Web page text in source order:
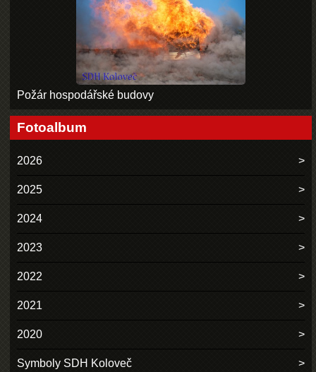
Požár hospodářské budovy
Fotoalbum
2026
2025
2024
2023
2022
2021
2020
Symboly SDH Koloveč